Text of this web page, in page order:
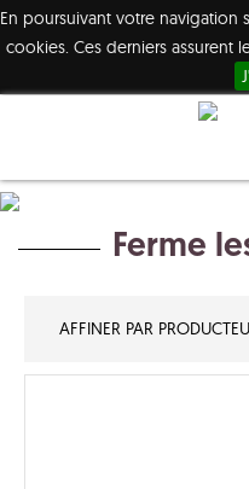
En poursuivant votre navigation
cookies. Ces derniers assurent
Ferme
AFFINER PAR